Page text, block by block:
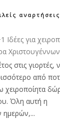
αναρτήσεις
Ιδέες για
Χριστουγέννων
στις γιορτές,
από
χειροποίητα
Όλη αυτή η